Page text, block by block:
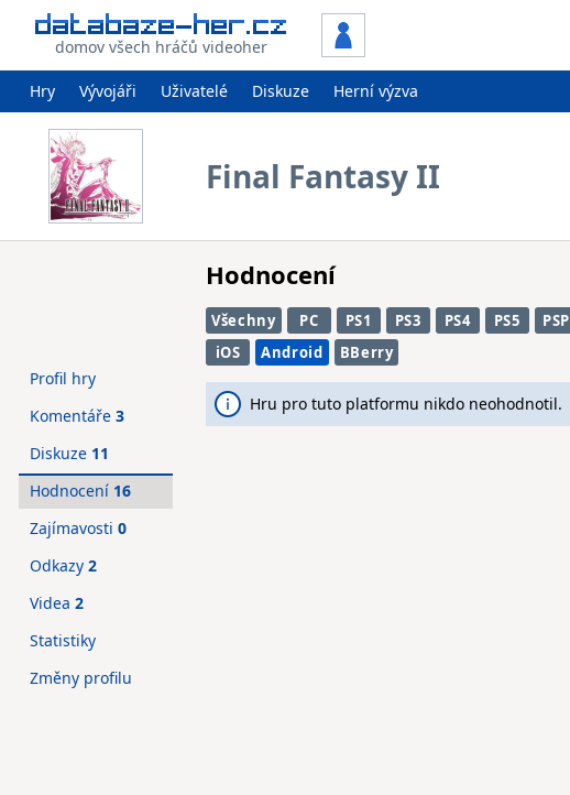
domov všech hráčů videoher
Hry Vývojáři Uživatelé Diskuze Herní výzva
Final Fantasy II
Hodnocení
Všechny PC PS1 PS3 PS4 PS5 PSP
iOS
Android BBerry
Hru pro tuto platformu nikdo neohodnotil.
Profil hry
Komentáře 3
Diskuze 11
Hodnocení 16
Zajímavosti 0
Odkazy 2
Videa 2
Statistiky
Změny profilu